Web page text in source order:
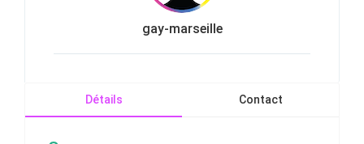
gay-marseille
Détails Contact